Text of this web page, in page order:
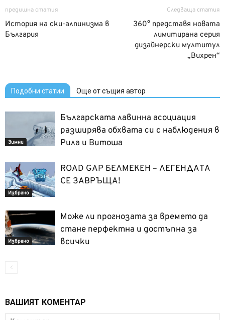
предишна статия
История на ски-алпинизма в
България
Следваща статия
360° представя новата
лимитирана серия
дизайнерски мултитул
„Вихрен“
Подобни статии Още от същия автор
Зимни
Българската лавинна асоциация
разширява обхвата си с наблюдения в
Рила и Витоша
Избрано
ROAD GAP БЕЛМЕКЕН – ЛЕГЕНДАТА
СЕ ЗАВРЪЩА!
Избрано
Може ли прогнозата за времето да
стане перфектна и достъпна за
всички
ВАШИЯТ КОМЕНТАР